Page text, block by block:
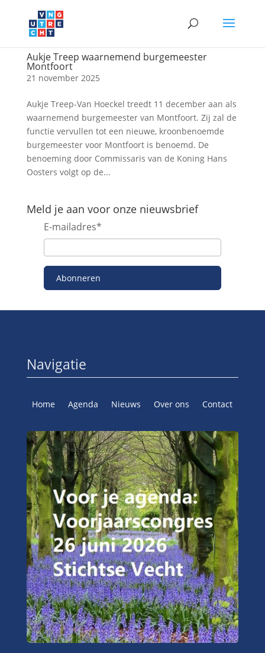
Aukje Treep waarnemend burgemeester
Montfoort
21 november 2025
Aukje Treep-Van Hoeckel treedt 11 december aan als
waarnemend burgemeester van Montfoort. Zij zal de
functie vervullen tot een nieuwe, kroonbenoemde
burgemeester voor Montfoort is benoemd. De
benoeming door Commissaris van de Koning Hans
Oosters volgt op de...
Meld je aan voor onze nieuwsbrief
E-mailadres*
Abonneren
Navigatie
Home Agenda Nieuws Over ons Contact